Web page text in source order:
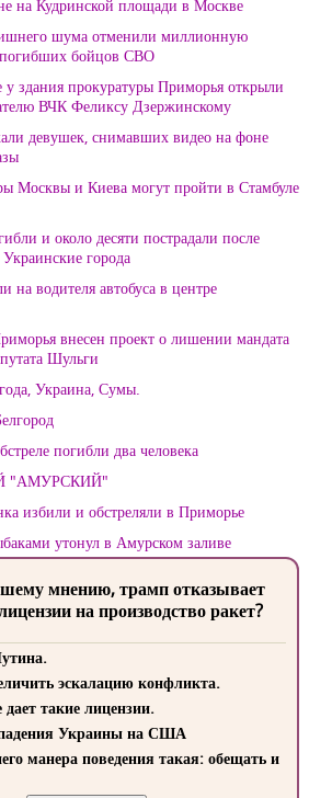
на Кудринской площади в Москве
шума отменили миллионную
бойцов СВО
у здания прокуратуры Приморья открыли
ВЧК Феликсу Дзержинскому
девушек, снимавших видео на фоне
Москвы и Киева могут пройти в Стамбуле
и около десяти пострадали после
города
на водителя автобуса в центре
внесен проект о лишении мандата
Шульги
Украина, Сумы.
погибли два человека
"АМУРСКИЙ"
избили и обстреляли в Приморье
утонул в Амурском заливе
мнению, трамп отказывает
на производство ракет?
эскалацию конфликта.
такие лицензии.
Украины на США
манера поведения такая: обещать и